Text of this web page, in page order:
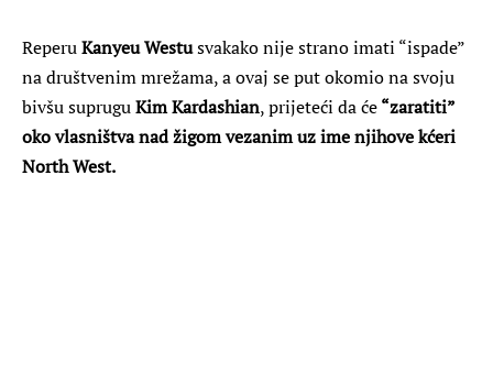
ReperuKanyeu Westusvakako nije strano imati “ispade”
na društvenim mrežama, a ovaj se put okomio na svoju
bivšu supruguKim Kardashian, prijeteći da će“zaratiti”
oko vlasništva nad žigomvezanim uz ime njihove kćeri
North West.